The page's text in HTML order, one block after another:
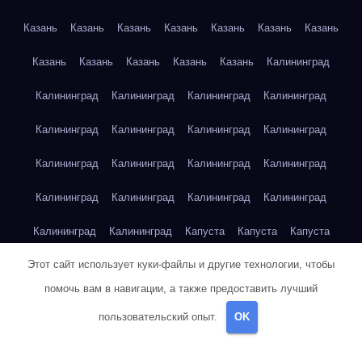
Казань Казань Казань Казань Казань Казань Казань
Казань Казань Казань Казань Казань Калининград
Калининград Калининград Калининград Калининград
Калининград Калининград Калининград Калининград
Калининград Калининград Калининград Калининград
Калининград Калининград Калининград Калининград
Калининград Калининград Капуста Капуста Капуста
Капуста Капуста Капуста Капуста Капуста Капуста
Картофель
Картофель Картофель
Этот сайт использует куки-файлы и другие технологии, чтобы
помочь вам в навигации, а также предоставить лучший
пользовательский опыт. OK